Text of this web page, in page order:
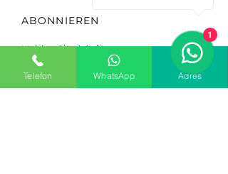
ABONNIEREN
Melden Sie sich für
Neuigkeiten und Updates an.
Telefon WhatsApp Adres
1